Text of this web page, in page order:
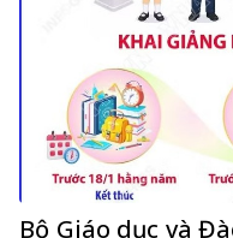
Bộ Giáo dục và